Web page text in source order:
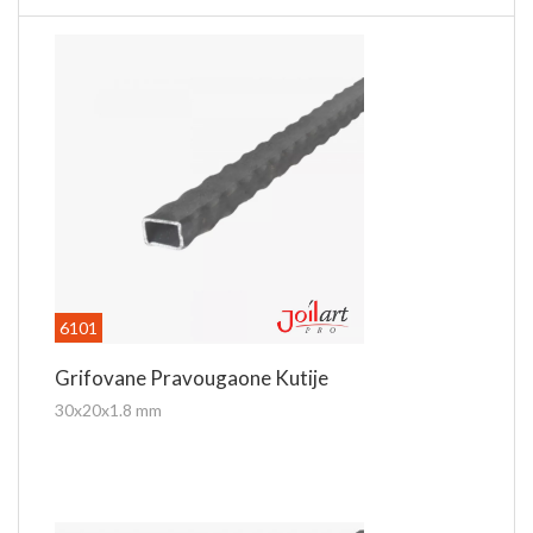
6101
Grifovane Pravougaone Kutije
30x20x1.8 mm